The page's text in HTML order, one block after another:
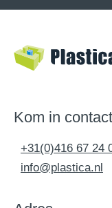
Kom in contact
+31(0)416 67 24
info@plastica.nl